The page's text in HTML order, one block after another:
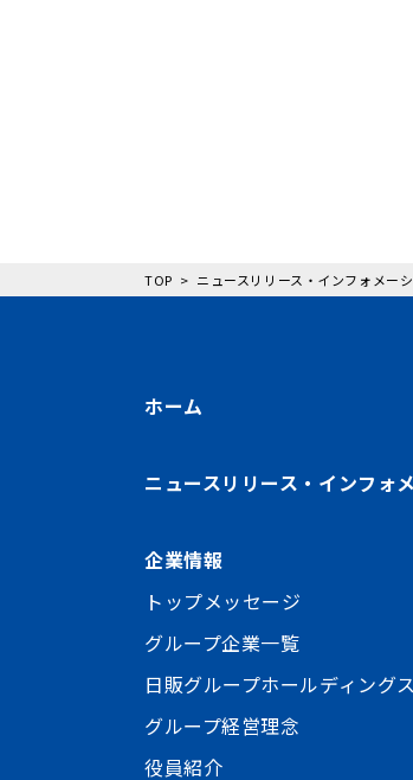
TOP ニュースリリース・インフォメー
ホーム
ニュースリリース・インフォ
企業情報
トップメッセージ
グループ企業一覧
日販グループホールディング
グループ経営理念
役員紹介